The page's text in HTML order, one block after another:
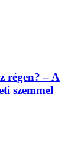
régen? – A
szemmel